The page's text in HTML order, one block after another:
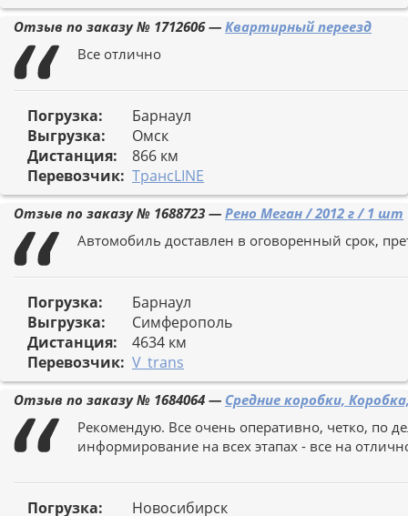
Отзыв по заказу № 1712606— Квартирный переезд
Все отлично
Погрузка:
Барнаул
Выгрузка:
Омск
Дистанция:
866 км
Перевозчик: ТрансLINE
Отзыв по заказу № 1688723 — Рено Меган / 2012 г / 1 шт
Автомобиль доставлен в оговоренный срок,
Погрузка:
Барнаул
Выгрузка:
Симферополь
Дистанция:
4634 км
Перевозчик: V_trans
Отзыв по заказу № 1684064 — Средние коробки,
Рекомендую. Все очень оперативно, четко, по
информирование на всех этапах - все на
Погрузка:
Новосибирск